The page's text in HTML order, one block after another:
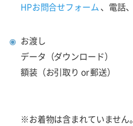
HPお問合せフォーム 、電話、
お渡し
データ（ダウンロード）
額装（お引取り or 郵送）
※お着物は含まれていません。